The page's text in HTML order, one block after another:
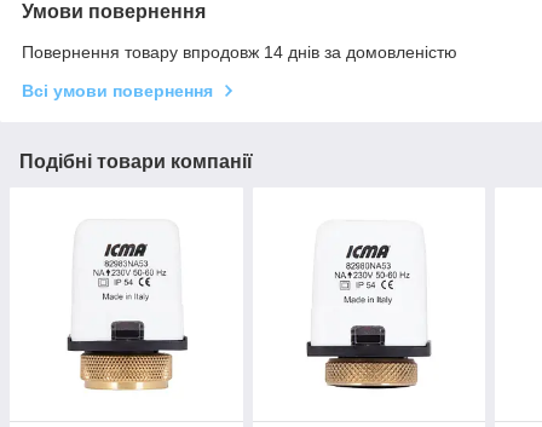
Умови повернення
Повернення товару впродовж 14 днів за домовленістю
Всі умови повернення
Подібні товари компанії